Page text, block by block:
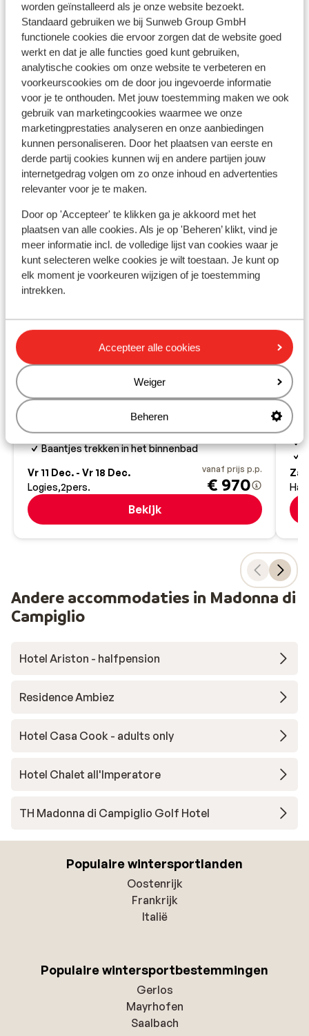
worden geïnstalleerd als je onze website bezoekt.
Standaard gebruiken we bij Sunweb Group GmbH
functionele cookies die ervoor zorgen dat de website goed
werkt en dat je alle functies goed kunt gebruiken,
analytische cookies om onze website te verbeteren en
voorkeurscookies om de door jou ingevoerde informatie
voor je te onthouden. Met jouw toestemming maken we ook
gebruik van marketingcookies waarmee we onze
marketingprestaties analyseren en onze aanbiedingen
kunnen personaliseren. Door het plaatsen van eerste en
derde partij cookies kunnen wij en andere partijen jouw
internetgedrag volgen om zo onze inhoud en advertenties
relevanter voor je te maken.
Door op 'Accepteer' te klikken ga je akkoord met het
plaatsen van alle cookies. Als je op 'Beheren’ klikt, vind je
meer informatie incl. de volledige lijst van cookies waar je
kunt selecteren welke cookies je wilt toestaan. Je kunt op
elk moment je voorkeuren wijzigen of je toestemming
intrekken.
Accepteer alle cookies
Weiger
Beheren
Populaire accommodaties
8.2 Fantastisch
Residence Ambiez
Val di Sole
Skilift op loopafstand
Heerlijk relaxen in het de wellness
Baantjes trekken in het binnenbad
Vr 11 Dec. - Vr 18 Dec.
Logies 2pers.
vanaf prijs p.p.
€ 970
Bekijk
Za
Andere accommodaties in Madonna di
Campiglio
Hotel Ariston - halfpension
Residence Ambiez
Hotel Casa Cook - adults only
Hotel Chalet all'Imperatore
TH Madonna di Campiglio Golf Hotel
Populaire wintersportlanden
Oostenrijk
Frankrijk
Italië
Populaire wintersportbestemmingen
Gerlos
Mayrhofen
Saalbach